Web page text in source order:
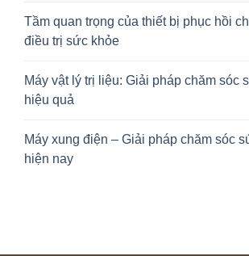
Tầm quan trọng của thiết bị phục hồi
điều trị sức khỏe
Máy vật lý trị liệu: Giải pháp chăm sóc
hiệu quả
Máy xung điện – Giải pháp chăm sóc
hiện nay